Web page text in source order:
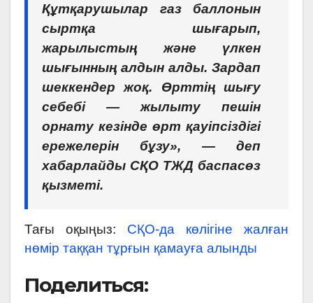
Құтқарушылар газ баллонын
сыртқа шығарып,
жарылыстың және үлкен
шығынның алдын алды. Зардап
шеккендер жоқ. Өрттің шығу
себебі — жылыту пешін
орнату кезінде өрт қауіпсіздігі
ережелерін бұзу», — деп
хабарлайды CҚО ТЖД баспасөз
қызметі.
Тағы оқыңыз: СҚО-да көлігіне жалған
нөмір таққан тұрғын қамауға алынды
Поделиться: